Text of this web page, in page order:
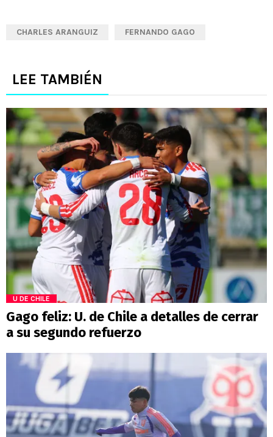
CHARLES ARANGUIZ FERNANDO GAGO
LEE TAMBIÉN
U DE CHILE
Gago feliz: U. de Chile a detalles de cerrar
a su segundo refuerzo